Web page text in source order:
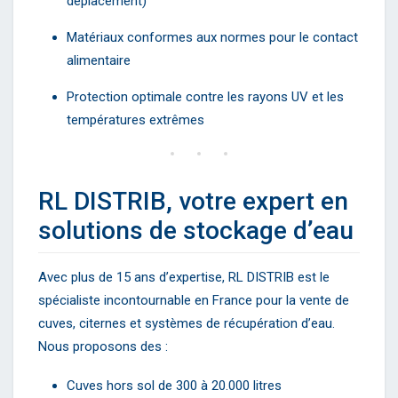
Matériaux conformes aux normes pour le contact
alimentaire
Protection optimale contre les rayons UV et les
températures extrêmes
RL DISTRIB, votre expert en
solutions de stockage d’eau
Avec plus de 15 ans d’expertise, RL DISTRIB est le
spécialiste incontournable en France pour la vente de
cuves, citernes et systèmes de récupération d’eau.
Nous proposons des :
Cuves hors sol de 300 à 20.000 litres